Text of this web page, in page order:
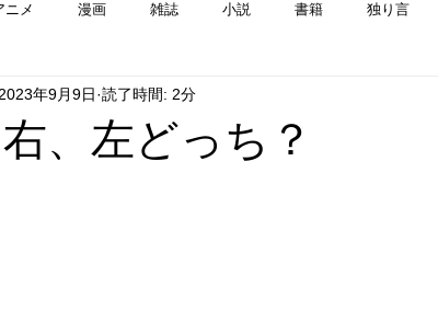
ニメ 漫画 雑誌 小説 書籍 独り言
、左どっち？
2023年9月9日 読了時間: 2分